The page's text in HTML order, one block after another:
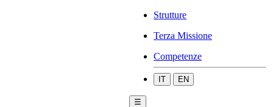
Strutture
Terza Missione
Competenze
IT EN
☰